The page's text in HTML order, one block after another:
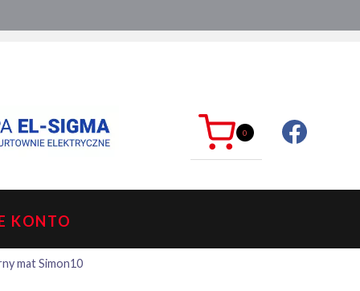
0
KONTO
mat Simon10